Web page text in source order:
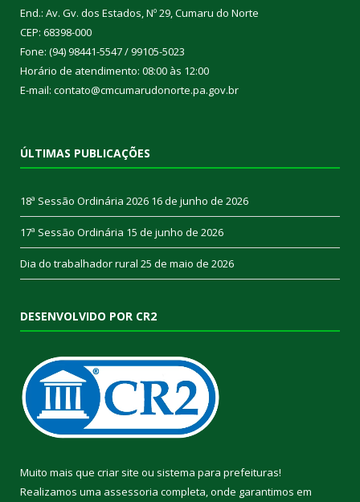
End.: Av. Gv. dos Estados, Nº 29, Cumaru do Norte
CEP: 68398-000
Fone: (94) 98441-5547 / 99105-5023
Horário de atendimento: 08:00 às 12:00
E-mail: contato@cmcumarudonorte.pa.gov.br
ÚLTIMAS PUBLICAÇÕES
18ª Sessão Ordinária 2026 16 de junho de 2026
17ª Sessão Ordinária 15 de junho de 2026
Dia do trabalhador rural 25 de maio de 2026
DESENVOLVIDO POR CR2
Muito mais que criar site ou sistema para prefeituras!
Realizamos uma assessoria completa, onde garantimos em